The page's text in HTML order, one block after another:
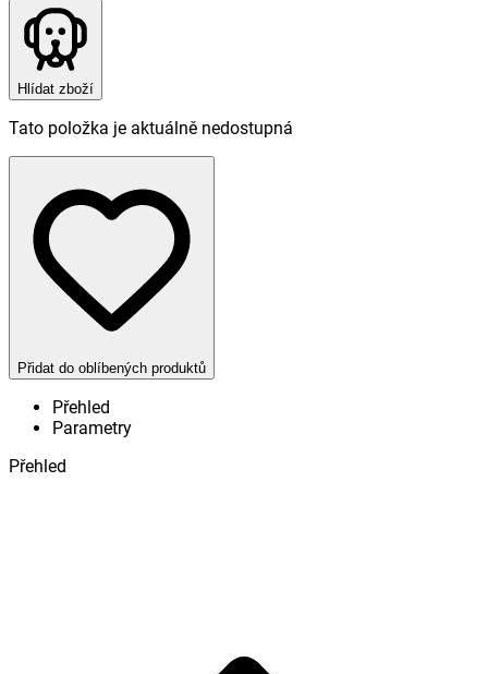
Hlídat zboží
Tato položka je aktuálně nedostupná
Přidat do oblíbených produktů
Přehled
Parametry
Přehled